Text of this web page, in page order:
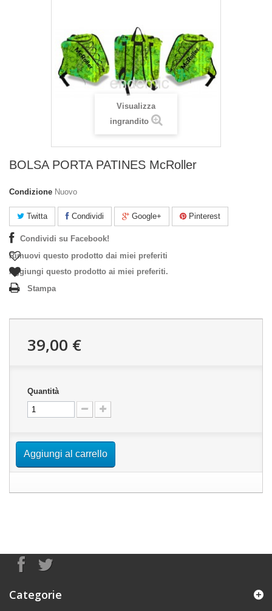
Visualizza
ingrandito
BOLSA PORTA PATINES McRoller
Condizione Nuovo
Twitta Condividi Google+ Pinterest
Condividi su Facebook!
Rimuovi questo prodotto dai miei preferiti
Aggiungi questo prodotto ai miei preferiti.
Stampa
39,00 €
Quantità
Aggiungi al carrello
Categorie